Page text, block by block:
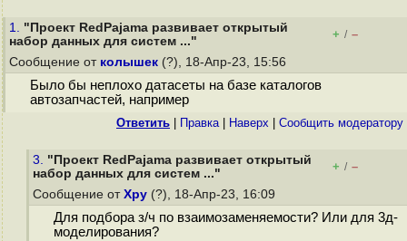
1. "Проект RedPajama развивает открытый
набор данных для систем ..."
+ / –
Сообщение от колышек (?), 18-Апр-23, 15:56
Было бы неплохо датасеты на базе каталогов
автозапчастей, например
Ответить Правка| Наверх Cообщить модератору
3. "Проект RedPajama развивает открытый
набор данных для систем ..."
+ / –
Сообщение от Хру (?), 18-Апр-23, 16:09
Для подбора з/ч по взаимозаменяемости? Или для 3д-
моделирования?